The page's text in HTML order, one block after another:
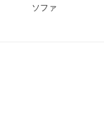
ソファ